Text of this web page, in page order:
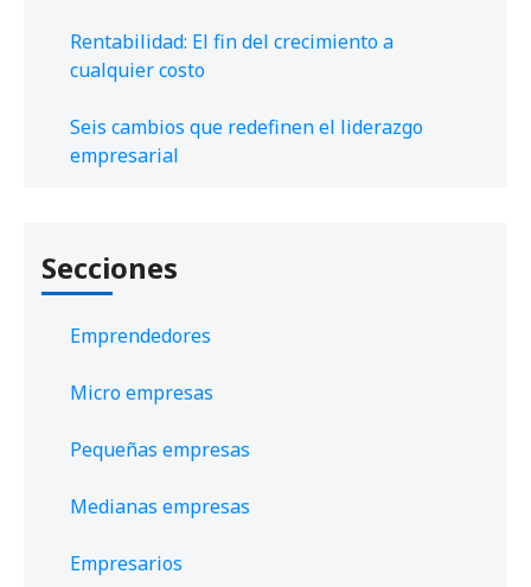
Rentabilidad: El fin del crecimiento a
cualquier costo
Seis cambios que redefinen el liderazgo
empresarial
Secciones
Emprendedores
Micro empresas
Pequeñas empresas
Medianas empresas
Empresarios